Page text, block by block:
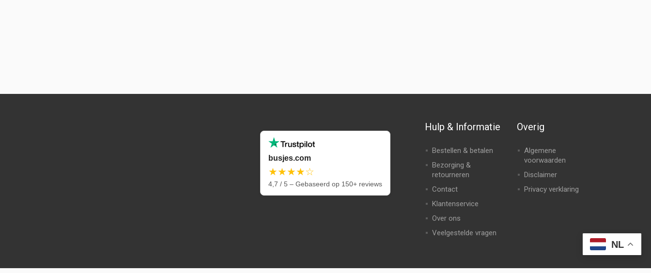
busjes.com
★★★★☆
4,7 / 5 – Gebaseerd op 150+ reviews
Hulp & Informatie
Bestellen & betalen
Bezorging &
retourneren
Contact
Klantenservice
Over ons
Veelgestelde vragen
Overig
Algemene
voorwaarden
Disclaimer
Privacy verklaring
NL